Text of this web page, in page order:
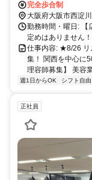
完全歩合制
大阪府大阪市西淀
勤務時間・曜日: 【
定めはありません
仕事内容: ★8/26 リ
集！ 関西を中心に
理容師募集】 美容
週1日からOK シフト自由
正社員